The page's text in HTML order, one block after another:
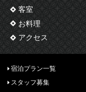
客室
お料理
アクセス
宿泊プラン一覧
スタッフ募集